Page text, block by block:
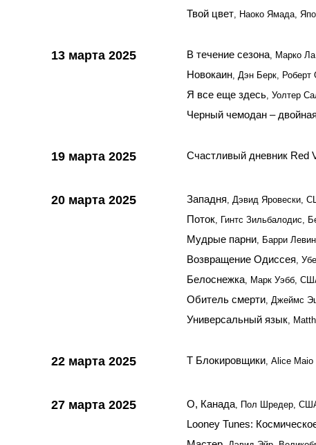
Твой цвет, Наоко Ямада,
13 марта 2025 В течение сезона, Марко
Новокаин, Дэн Берк,
Я все еще здесь, Уолтер
Черный чемодан –
19 марта 2025 Счастливый дневник Red
20 марта 2025 Западня, Дэвид Яровески,
Поток, Гинтс Зильбалодис,
Мудрые парни, Барри
Возвращение Одиссея,
Белоснежка, Марк Уэбб,
Обитель смерти, Джеймс
Универсальный язык,
22 марта 2025 T Блокировщики, Alice Maio
27 марта 2025 О, Канада, Пол Шредер,
Looney Tunes: